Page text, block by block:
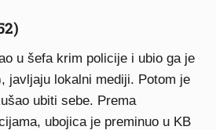
u šefa krim policije i ubio ga je
javljaju lokalni mediji. Potom je
ubiti sebe. Prema
ubojica je preminuo u KB